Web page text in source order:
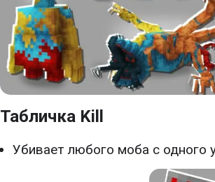
Табличка Kill
Убивает любого моба с одного